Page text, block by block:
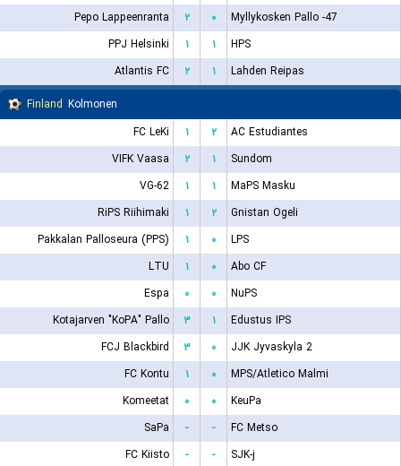
Pepo Lappeenranta
۲ ۰
Myllykosken Pallo -47
PPJ Helsinki
۱ ۱
HPS
Atlantis FC
۲ ۱
Lahden Reipas
Finland Kolmonen
FC LeKi
۱ ۲
AC Estudiantes
VIFK Vaasa
۲ ۱
Sundom
VG-62
۱ ۱
MaPS Masku
RiPS Riihimaki
۱ ۲
Gnistan Ogeli
Pakkalan Palloseura (PPS)
۱ ۰
LPS
LTU
۱ ۰
Abo CF
Espa
۰ ۰
NuPS
Kotajarven "KoPA" Pallo
۳ ۱
Edustus IPS
FCJ Blackbird
۳ ۰
JJK Jyvaskyla 2
FC Kontu
۱ ۰
MPS/Atletico Malmi
Komeetat
۰ ۰
KeuPa
SaPa
- -
FC Metso
FC Kiisto
- - SJK-j